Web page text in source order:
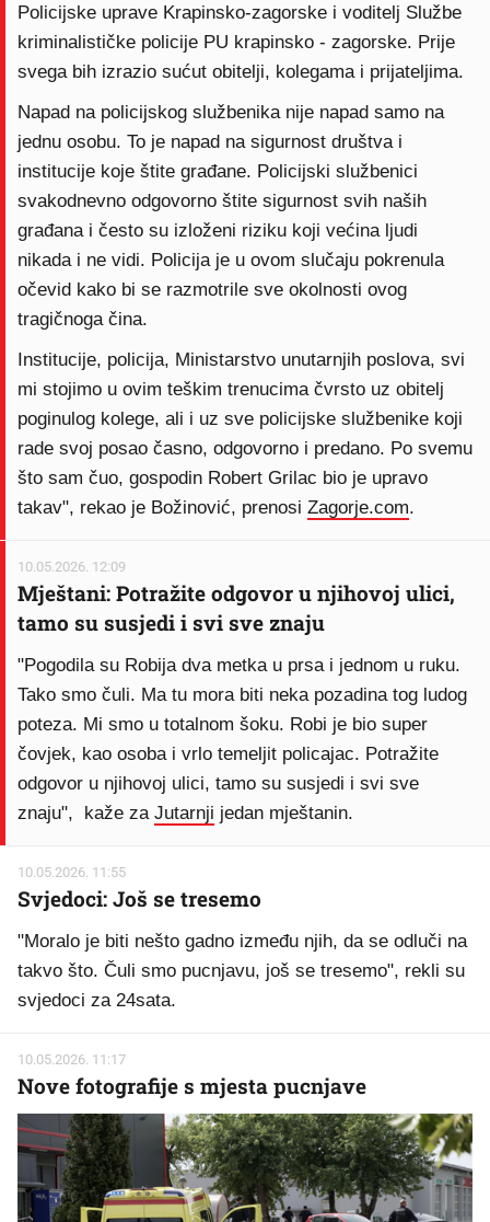
Policijske uprave Krapinsko-zagorske i voditelj Službe
kriminalističke policije PU krapinsko - zagorske. Prije
svega bih izrazio sućut obitelji, kolegama i prijateljima.
Napad na policijskog službenika nije napad samo na
jednu osobu. To je napad na sigurnost društva i
institucije koje štite građane. Policijski službenici
svakodnevno odgovorno štite sigurnost svih naših
građana i često su izloženi riziku koji većina ljudi
nikada i ne vidi. Policija je u ovom slučaju pokrenula
očevid kako bi se razmotrile sve okolnosti ovog
tragičnoga čina.
Institucije, policija, Ministarstvo unutarnjih poslova, svi
mi stojimo u ovim teškim trenucima čvrsto uz obitelj
poginulog kolege, ali i uz sve policijske službenike koji
rade svoj posao časno, odgovorno i predano. Po svemu
što sam čuo, gospodin Robert Grilac bio je upravo
takav", rekao je Božinović, prenosi Zagorje.com.
10.05.2026. 12:09
Mještani: Potražite odgovor u njihovoj ulici,
tamo su susjedi i svi sve znaju
"Pogodila su Robija dva metka u prsa i jednom u ruku.
Tako smo čuli. Ma tu mora biti neka pozadina tog ludog
poteza. Mi smo u totalnom šoku. Robi je bio super
čovjek, kao osoba i vrlo temeljit policajac. Potražite
odgovor u njihovoj ulici, tamo su susjedi i svi sve
znaju", kaže za Jutarnji jedan mještanin.
10.05.2026. 11:55
Svjedoci: Još se tresemo
"Moralo je biti nešto gadno između njih, da se odluči na
takvo što. Čuli smo pucnjavu, još se tresemo", rekli su
svjedoci za 24sata.
10.05.2026. 11:17
Nove fotografije s mjesta pucnjave